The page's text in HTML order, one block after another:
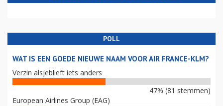
POLL
WAT IS EEN GOEDE NIEUWE NAAM VOOR AIR FRANCE-KLM?
Verzin alsjeblieft iets anders
47% (81 stemmen)
European Airlines Group (EAG)